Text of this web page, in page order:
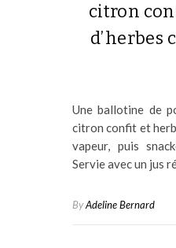
citron
d’herbes
Une ballotine de
citron confit et
vapeur, puis
Servie avec un jus
ByAdeline Bernard